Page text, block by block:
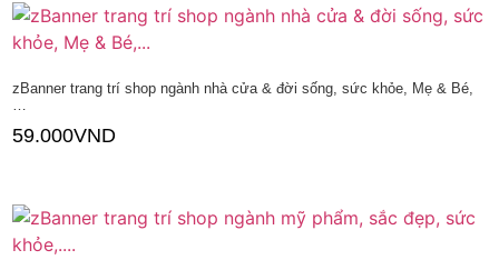
zBanner trang trí shop ngành nhà cửa & đời sống, sức khỏe, Mẹ & Bé,
…
59.000VND